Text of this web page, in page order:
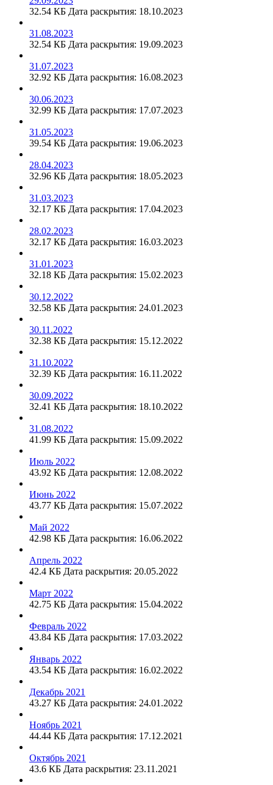
32.54 КБ Дата раскрытия: 18.10.2023
31.08.2023
32.54 КБ Дата раскрытия: 19.09.2023
31.07.2023
32.92 КБ Дата раскрытия: 16.08.2023
30.06.2023
32.99 КБ Дата раскрытия: 17.07.2023
31.05.2023
39.54 КБ Дата раскрытия: 19.06.2023
28.04.2023
32.96 КБ Дата раскрытия: 18.05.2023
31.03.2023
32.17 КБ Дата раскрытия: 17.04.2023
28.02.2023
32.17 КБ Дата раскрытия: 16.03.2023
31.01.2023
32.18 КБ Дата раскрытия: 15.02.2023
30.12.2022
32.58 КБ Дата раскрытия: 24.01.2023
30.11.2022
32.38 КБ Дата раскрытия: 15.12.2022
31.10.2022
32.39 КБ Дата раскрытия: 16.11.2022
30.09.2022
32.41 КБ Дата раскрытия: 18.10.2022
31.08.2022
41.99 КБ Дата раскрытия: 15.09.2022
Июль 2022
43.92 КБ Дата раскрытия: 12.08.2022
Июнь 2022
43.77 КБ Дата раскрытия: 15.07.2022
Май 2022
42.98 КБ Дата раскрытия: 16.06.2022
Апрель 2022
42.4 КБ Дата раскрытия: 20.05.2022
Март 2022
42.75 КБ Дата раскрытия: 15.04.2022
Февраль 2022
43.84 КБ Дата раскрытия: 17.03.2022
Январь 2022
43.54 КБ Дата раскрытия: 16.02.2022
Декабрь 2021
43.27 КБ Дата раскрытия: 24.01.2022
Ноябрь 2021
44.44 КБ Дата раскрытия: 17.12.2021
Октябрь 2021
43.6 КБ Дата раскрытия: 23.11.2021